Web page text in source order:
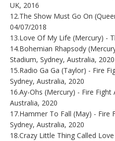
UK, 2016
12.The Show Must Go On
04/07/2018
13.Love Of My Life (Mercury) -
14.Bohemian Rhapsody
Stadium, Sydney, Australia, 2020
15.Radio Ga Ga (Taylor) - Fire
Sydney, Australia, 2020
16.Ay-Ohs (Mercury) - Fire
Australia, 2020
17.Hammer To Fall (May) - Fire
Sydney, Australia, 2020
18.Crazy Little Thing Called